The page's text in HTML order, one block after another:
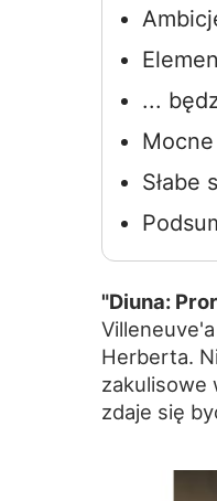
...
Słabe
"Diuna:
Herberta.
zakulisowe
zdaje się